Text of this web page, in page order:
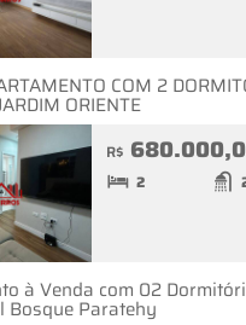
COM 2
ORIENTE
R$
2
à Venda com 02
Bosque Paratehy